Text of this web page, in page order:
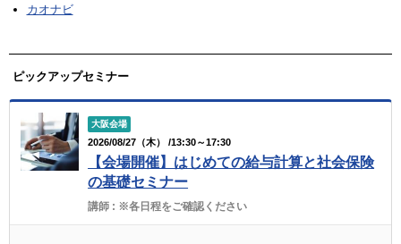
カオナビ
ピックアップセミナー
大阪会場
2026/08/27（木） /13:30～17:30
【会場開催】はじめての給与計算と社会保険
の基礎セミナー
講師 : ※各日程をご確認ください